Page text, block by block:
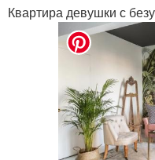
Квартира девушки с